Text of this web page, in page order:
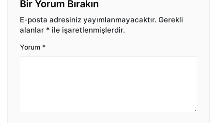
Bir Yorum Bırakın
E-posta adresiniz yayımlanmayacaktır. Gerekli
alanlar * ile işaretlenmişlerdir.
Yorum *